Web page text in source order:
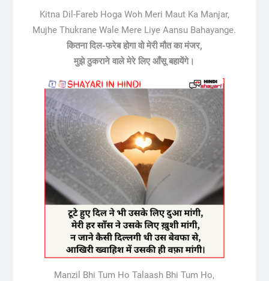
Kitna Dil-Fareb Hoga Woh Meri Maut Ka Manjar,
Mujhe Thukrane Wale Mere Liye Aansu Bahayange.
कितना दिल-फरेब होगा वो मेरी मौत का मंजर,
मुझे ठुकराने वाले मेरे लिए आँसू बहायेंगे।
Manzil Bhi Tum Ho Talaash Bhi Tum Ho,